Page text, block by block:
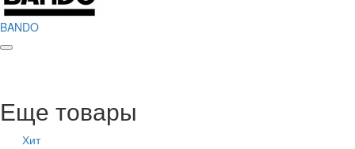
BANDO
Еще товары
Хит